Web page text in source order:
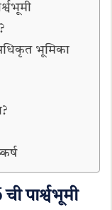
भूमिका
पार्श्वभूमी